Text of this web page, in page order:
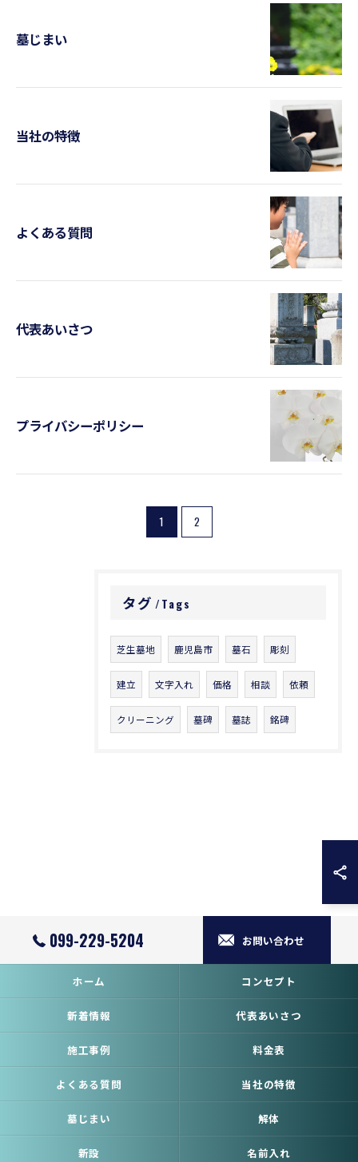
墓じまい
当社の特徴
よくある質問
代表あいさつ
プライバシーポリシー
1 2
タグ Tags
芝生墓地 鹿児島市 墓石 彫刻
建立 文字入れ 価格 相談 依頼
クリーニング 墓碑 墓誌 銘碑
099-229-5204 お問い合わせ
ホーム コンセプト
新着情報 代表あいさつ
施工事例 料金表
よくある質問 当社の特徴
墓じまい 解体
新設 名前入れ